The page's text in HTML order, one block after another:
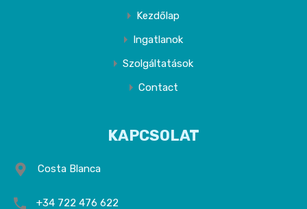
Kezdőlap
Ingatlanok
Szolgáltatások
Contact
KAPCSOLAT
Costa Blanca
+34 722 476 622